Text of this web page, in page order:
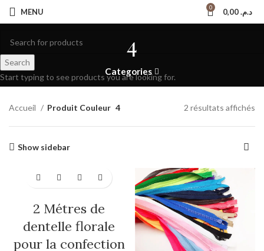
MENU 0 د.م.
4
Categories
Accueil Produit Couleur 4 2 résultats affichés
Show sidebar
-50%
2 Métres de
dentelle florale
pour la confection
Search
Start typing to see products you are looking for.